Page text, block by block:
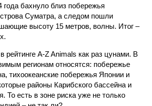
года бахнуло близ побережья
Суматра, а следом пошли
высоту 15 метров, волны. Итог –
рейтинге A-Z Animals как раз цунами. В
регионам относятся: побережье
тихо­океанские побережья Японии и
районы Карибского бассейна и
То есть в зоне риска уже не только